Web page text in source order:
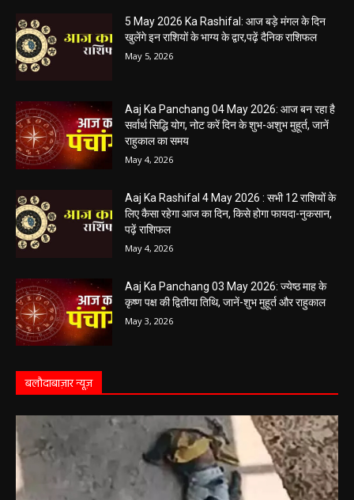
5 May 2026 Ka Rashifal: आज बड़े मंगल के दिन
खुलेंगे इन राशियों के भाग्य के द्वार,पढ़ें दैनिक राशिफल
May 5, 2026
Aaj Ka Panchang 04 May 2026: आज बन रहा है
सर्वार्थ सिद्धि योग, नोट करें दिन के शुभ-अशुभ मुहूर्त, जानें
राहुकाल का समय
May 4, 2026
Aaj Ka Rashifal 4 May 2026 : सभी 12 राशियों के
लिए कैसा रहेगा आज का दिन, किसे होगा फायदा-नुकसान,
पढ़ें राशिफल
May 4, 2026
Aaj Ka Panchang 03 May 2026: ज्येष्ठ माह के
कृष्ण पक्ष की द्वितीया तिथि, जानें-शुभ मुहूर्त और राहुकाल
May 3, 2026
बलौदाबाज़ार न्यूज़